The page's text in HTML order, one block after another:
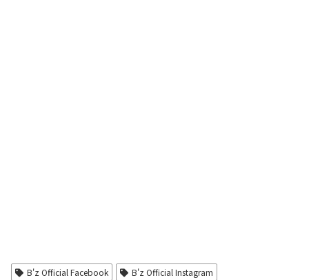
B'z Official Facebook
B'z Official Instagram